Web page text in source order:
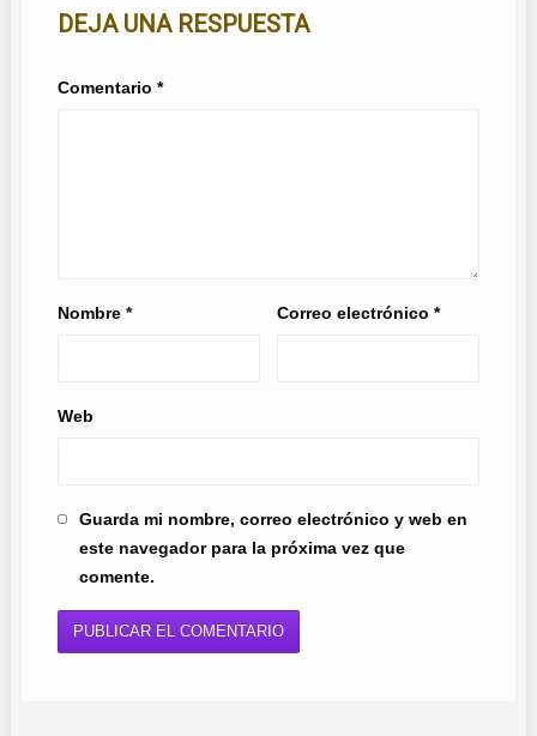
DEJA UNA RESPUESTA
Comentario *
Nombre * Correo electrónico*
Web
Guarda mi nombre, correo electrónico y web en
este navegador para la próxima vez que
comente.